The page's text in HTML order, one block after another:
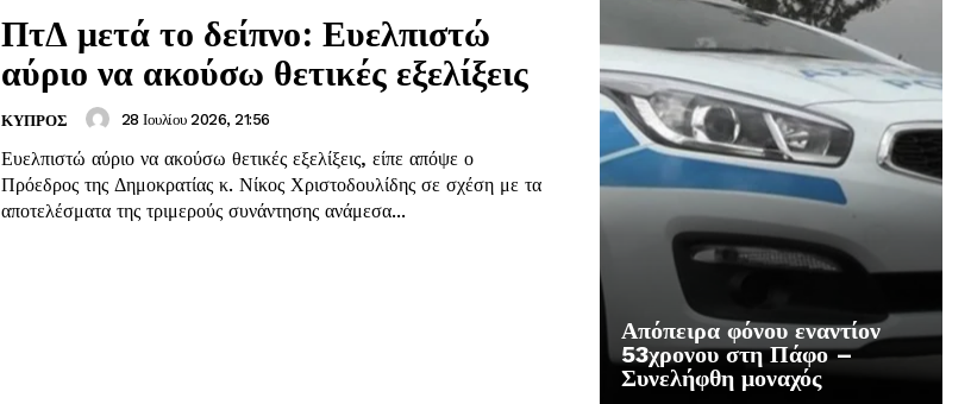
ΠτΔ μετά το δείπνο: Ευελπιστώ
αύριο να ακούσω θετικές εξελίξεις
ΚΥΠΡΟΣ 28 Ιουλίου 2026, 21:56
Ευελπιστώ αύριο να ακούσω θετικές εξελίξεις, είπε απόψε ο
Πρόεδρος της Δημοκρατίας κ. Νίκος Χριστοδουλίδης σε σχέση με τα
αποτελέσματα της τριμερούς συνάντησης ανάμεσα...
Απόπειρα φόνου εναντίον
53χρονου στη Πάφο –
Συνελήφθη μοναχός